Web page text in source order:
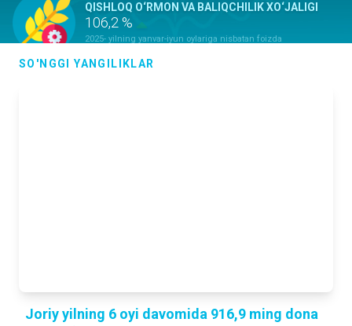
QISHLOQ O‘RMON VA BALIQCHILIK XO‘JALIGI
106,2 %
2025- yilning yanvar-iyun oylariga nisbatan foizda
YO‘LOVCHI AYLANMASI
SO'NGGI YANGILIKLAR
Joriy yilning 6 oyi davomida 916,9 ming dona